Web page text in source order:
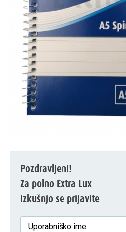
Pozdravljeni!
Za polno Extra Lux
izkušnjo se prijavite